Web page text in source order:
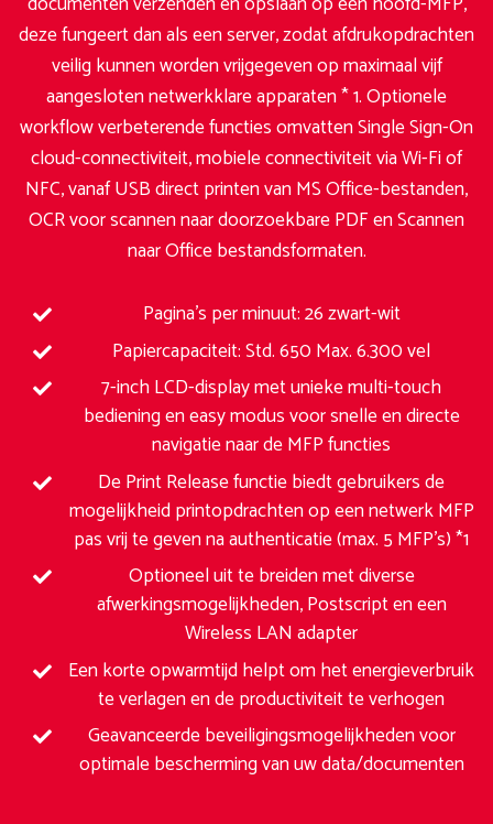
deze fungeert dan als een server, zodat afdrukopdrachten
veilig kunnen worden vrijgegeven op maximaal vijf
aangesloten netwerkklare apparaten * 1. Optionele
workflow verbeterende functies omvatten Single Sign-On
cloud-connectiviteit, mobiele connectiviteit via Wi-Fi of
NFC, vanaf USB direct printen van MS Office-bestanden,
OCR voor scannen naar doorzoekbare PDF en Scannen
naar Office bestandsformaten.
Pagina’s per minuut: 26 zwart-wit
Papiercapaciteit: Std. 650 Max. 6.300 vel
7-inch LCD-display met unieke multi-touch
bediening en easy modus voor snelle en directe
navigatie naar de MFP functies
De Print Release functie biedt gebruikers de
mogelijkheid printopdrachten op een netwerk MFP
pas vrij te geven na authenticatie (max. 5 MFP’s) *1
Optioneel uit te breiden met diverse
afwerkingsmogelijkheden, Postscript en een
Wireless LAN adapter
Een korte opwarmtijd helpt om het energieverbruik
te verlagen en de productiviteit te verhogen
Geavanceerde beveiligingsmogelijkheden voor
optimale bescherming van uw data/documenten